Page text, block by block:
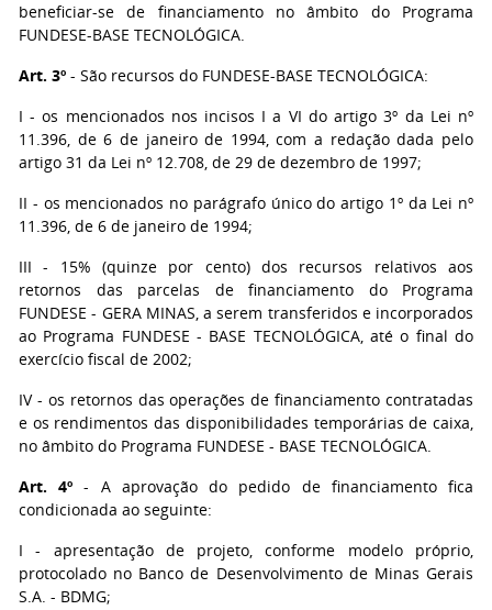
beneficiar-se de financiamento no âmbito do Programa
FUNDESE-BASE TECNOLÓGICA.
Art. 3º - São recursos do FUNDESE-BASE TECNOLÓGICA:
I - os mencionados nos incisos I a VI do artigo 3º da Lei nº
11.396, de 6 de janeiro de 1994, com a redação dada pelo
artigo 31 da Lei nº 12.708, de 29 de dezembro de 1997;
II - os mencionados no parágrafo único do artigo 1º da Lei nº
11.396, de 6 de janeiro de 1994;
III - 15% (quinze por cento) dos recursos relativos aos
retornos das parcelas de financiamento do Programa
FUNDESE - GERA MINAS, a serem transferidos e incorporados
ao Programa FUNDESE - BASE TECNOLÓGICA, até o final do
exercício fiscal de 2002;
IV - os retornos das operações de financiamento contratadas
e os rendimentos das disponibilidades temporárias de caixa,
no âmbito do Programa FUNDESE - BASE TECNOLÓGICA.
Art. 4º - A aprovação do pedido de financiamento fica
condicionada ao seguinte:
I - apresentação de projeto, conforme modelo próprio,
protocolado no Banco de Desenvolvimento de Minas Gerais
S.A. - BDMG;